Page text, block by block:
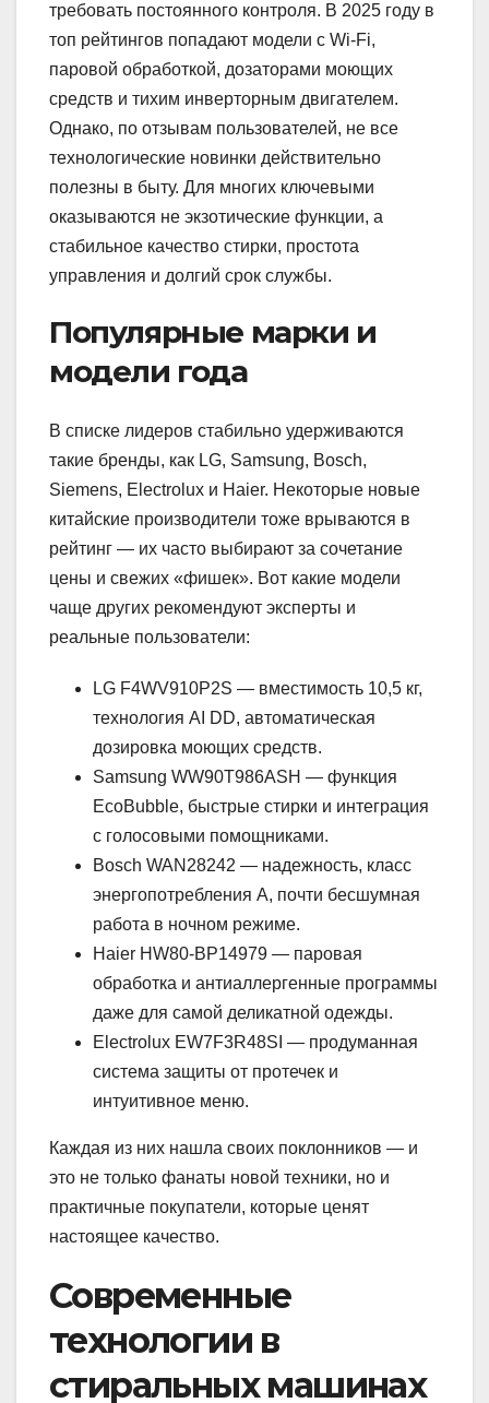
требовать постоянного контроля. В 2025 году в
топ рейтингов попадают модели с Wi-Fi,
паровой обработкой, дозаторами моющих
средств и тихим инверторным двигателем.
Однако, по отзывам пользователей, не все
технологические новинки действительно
полезны в быту. Для многих ключевыми
оказываются не экзотические функции, а
стабильное качество стирки, простота
управления и долгий срок службы.
Популярные марки и
модели года
В списке лидеров стабильно удерживаются
такие бренды, как LG, Samsung, Bosch,
Siemens, Electrolux и Haier. Некоторые новые
китайские производители тоже врываются в
рейтинг — их часто выбирают за сочетание
цены и свежих «фишек». Вот какие модели
чаще других рекомендуют эксперты и
реальные пользователи:
LG F4WV910P2S — вместимость 10,5 кг,
технология AI DD, автоматическая
дозировка моющих средств.
Samsung WW90T986ASH — функция
EcoBubble, быстрые стирки и интеграция
с голосовыми помощниками.
Bosch WAN28242 — надежность, класс
энергопотребления A, почти бесшумная
работа в ночном режиме.
Haier HW80-BP14979 — паровая
обработка и антиаллергенные программы
даже для самой деликатной одежды.
Electrolux EW7F3R48SI — продуманная
система защиты от протечек и
интуитивное меню.
Каждая из них нашла своих поклонников — и
это не только фанаты новой техники, но и
практичные покупатели, которые ценят
настоящее качество.
Современные
технологии в
стиральных машинах